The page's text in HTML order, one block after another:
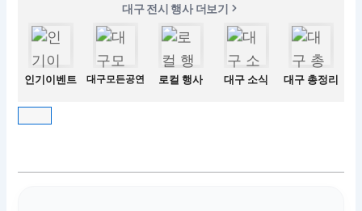
대구 전시 행사 더보기
인기이벤트 대구모든공연 로컬 행사 대구 소식 대구 총정리